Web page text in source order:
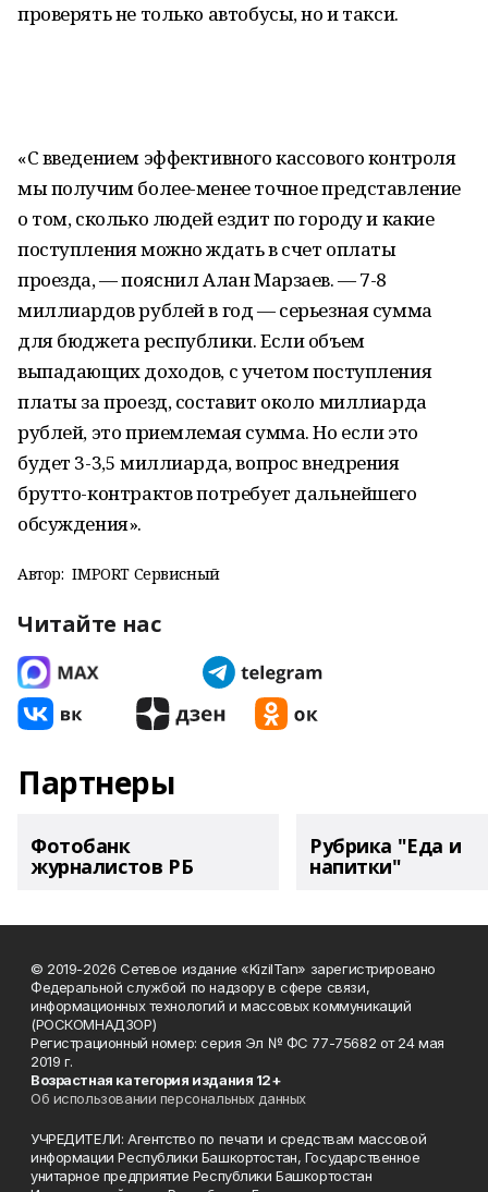
проверять не только автобусы, но и такси.
«С введением эффективного кассового контроля
мы получим более-менее точное представление
о том, сколько людей ездит по городу и какие
поступления можно ждать в счет оплаты
проезда, — пояснил Алан Марзаев. — 7-8
миллиардов рублей в год — серьезная сумма
для бюджета республики. Если объем
выпадающих доходов, с учетом поступления
платы за проезд, составит около миллиарда
рублей, это приемлемая сумма. Но если это
будет 3-3,5 миллиарда, вопрос внедрения
брутто-контрактов потребует дальнейшего
обсуждения».
Автор: IMPORT Сервисный
Читайте нас
Партнеры
Фотобанк
журналистов РБ
Рубрика "Еда и
напитки"
© 2019-2026 Сетевое издание «KizilTan» зарегистрировано
Федеральной службой по надзору в сфере связи,
информационных технологий и массовых коммуникаций
(РОСКОМНАДЗОР)
Регистрационный номер: серия Эл № ФС 77-75682 от 24 мая
2019 г.
Возрастная категория издания 12+
Об использовании персональных данных
УЧРЕДИТЕЛИ: Агентство по печати и средствам массовой
информации Республики Башкортостан, Государственное
унитарное предприятие Республики Башкортостан